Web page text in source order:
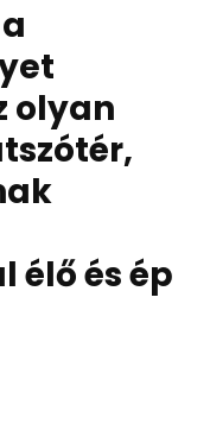
olyan
élő és ép